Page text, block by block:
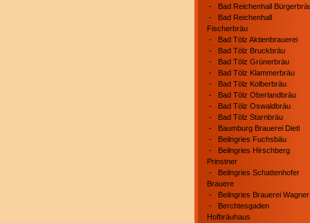
- Bad Reichenhall
- Bad Reichenhall
Fischerbräu
- Bad Tölz Aktienbrauerei
- Bad Tölz Bruckbräu
- Bad Tölz Grünerbräu
- Bad Tölz Klammerbräu
- Bad Tölz Kolberbräu
- Bad Tölz Oberlandbräu
- Bad Tölz Oswaldbräu
- Bad Tölz Starnbräu
- Baumburg Brauerei Dietl
- Beilngries Fuchsbäu
- Beilngries Hirschberg
Prinstner
- Beilngries Schattenhofer
Brauere
- Beilngries Brauerei Wagner
- Berchtesgaden
Hofbräuhaus